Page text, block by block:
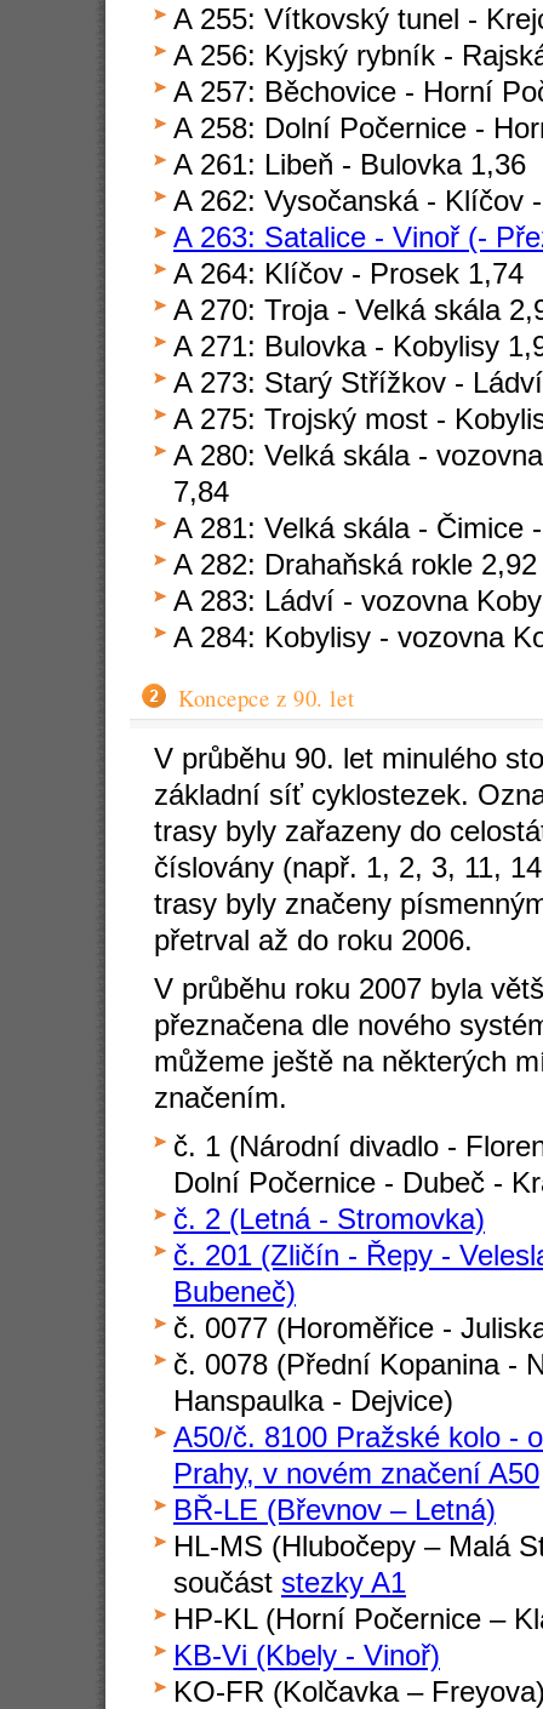
A 255: Vítkovský tunel -
A 256: Kyjský rybník -
A 257: Běchovice - Horní
A 258: Dolní Počernice -
A 261: Libeň - Bulovka 1,36
A 262: Vysočanská - Klíčov
A 263: Satalice - Vinoř (-
A 264: Klíčov - Prosek 1,74
A 270: Troja - Velká skála
A 271: Bulovka - Kobylisy
A 273: Starý Střížkov -
A 275: Trojský most -
A 280: Velká skála -
7,84
A 281: Velká skála - Čimice
A 282: Drahaňská rokle 2,92
A 283: Ládví - vozovna
A 284: Kobylisy - vozovna
Koncepce z 90. let
V průběhu 90. let minulého
základní síť cyklostezek.
trasy byly zařazeny do
číslovány (např. 1, 2, 3, 11,
trasy byly značeny
přetrval až do roku 2006.
V průběhu roku 2007 byla
přeznačena dle nového
můžeme ještě na některých
značením.
č. 1 (Národní divadlo -
Dolní Počernice - Dubeč -
č. 2 (Letná - Stromovka)
č. 201 (Zličín - Řepy -
Bubeneč)
č. 0077 (Horoměřice -
č. 0078 (Přední Kopanina -
Hanspaulka - Dejvice)
A50/č. 8100 Pražské kolo -
Prahy, v novém značení A50
BŘ-LE (Břevnov – Letná)
HL-MS (Hlubočepy – Malá
součást stezky A1
HP-KL (Horní Počernice –
KB-Vi (Kbely - Vinoř)
KO-FR (Kolčavka –